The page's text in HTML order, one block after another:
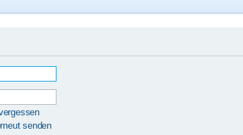
senden